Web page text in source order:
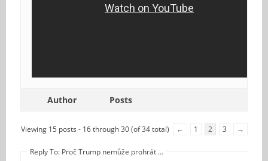
Author Posts
Viewing 15 posts - 16 through 30 (of 34 total) ← 1 2 3 →
Reply To: Proč Trump nemůže prohrát …